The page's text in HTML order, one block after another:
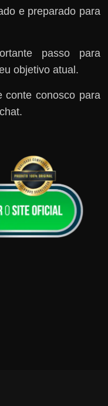
e preparado para
passo para
objetivo atual.
conte conosco para